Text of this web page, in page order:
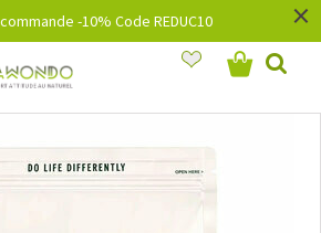
-10% Code REDUC10 ×